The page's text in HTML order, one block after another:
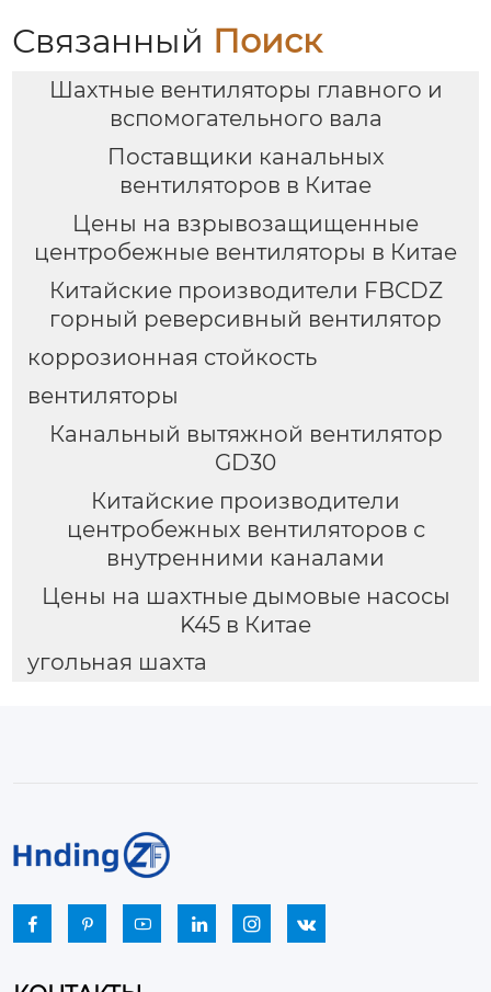
Связанный Поиск
Шахтные вентиляторы главного и
вспомогательного вала
Поставщики канальных
вентиляторов в Китае
Цены на взрывозащищенные
центробежные вентиляторы в Китае
Китайские производители FBCDZ
горный реверсивный вентилятор
коррозионная стойкость
вентиляторы
Канальный вытяжной вентилятор
GD30
Китайские производители
центробежных вентиляторов с
внутренними каналами
Цены на шахтные дымовые насосы
K45 в Китае
угольная шахта
     